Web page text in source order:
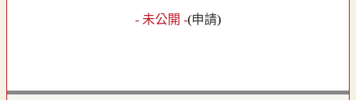
- 未公開 -(申請)